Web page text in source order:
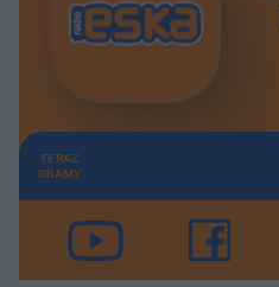
TERAZ
GRAMY